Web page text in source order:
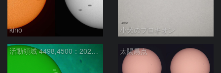
kino 小犬のプロキオン
活動領域 4498,4500：2026/08/08 太陽黒点